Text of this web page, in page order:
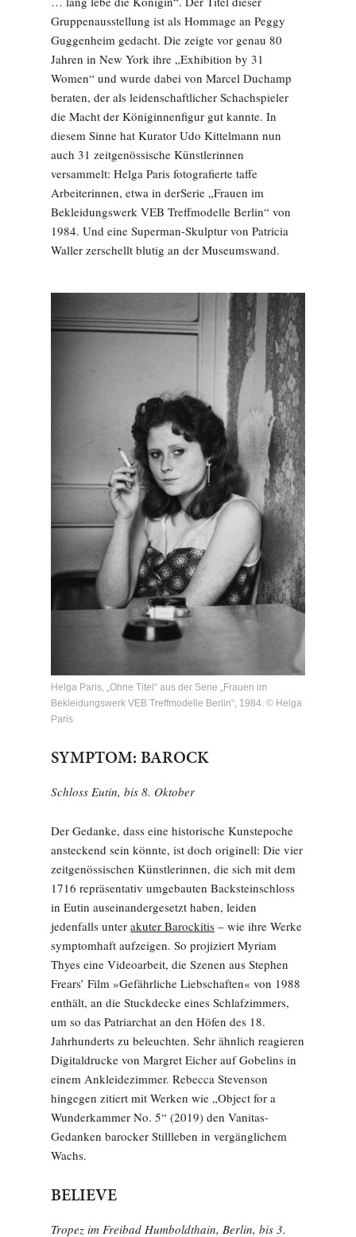
Gruppenausstellung ist als Hommage an Peggy
Guggenheim gedacht. Die zeigte vor genau 80
Jahren in New York ihre „Exhibition by 31
Women“ und wurde dabei von Marcel Duchamp
beraten, der als leidenschaftlicher Schachspieler
die Macht der Königinnenfigur gut kannte. In
diesem Sinne hat Kurator Udo Kittelmann nun
auch 31 zeitgenössische Künstlerinnen
versammelt: Helga Paris fotografierte taffe
Arbeiterinnen, etwa in derSerie „Frauen im
Bekleidungswerk VEB Treffmodelle Berlin“ von
1984. Und eine Superman-Skulptur von Patricia
Waller zerschellt blutig an der Museumswand.
Helga Paris, „Ohne Titel“ aus der Serie „Frauen im
Bekleidungswerk VEB Treffmodelle Berlin“, 1984. © Helga
Paris
SYMPTOM: BAROCK
Schloss Eutin, bis 8. Oktober
Der Gedanke, dass eine historische Kunstepoche
ansteckend sein könnte, ist doch originell: Die vier
zeitgenössischen Künstlerinnen, die sich mit dem
1716 repräsentativ umgebauten Backsteinschloss
in Eutin auseinandergesetzt haben, leiden
jedenfalls unter akuter Barockitis – wie ihre Werke
symptomhaft aufzeigen. So projiziert Myriam
Thyes eine Videoarbeit, die Szenen aus Stephen
Frears’ Film »Gefährliche Liebschaften« von 1988
enthält, an die Stuckdecke eines Schlafzimmers,
um so das Patriarchat an den Höfen des 18.
Jahrhunderts zu beleuchten. Sehr ähnlich reagieren
Digitaldrucke von Margret Eicher auf Gobelins in
einem Ankleidezimmer. Rebecca Stevenson
hingegen zitiert mit Werken wie „Object for a
Wunderkammer No. 5“ (2019) den Vanitas-
Gedanken barocker Stillleben in vergänglichem
Wachs.
BELIEVE
Tropez im Freibad Humboldthain, Berlin, bis 3.